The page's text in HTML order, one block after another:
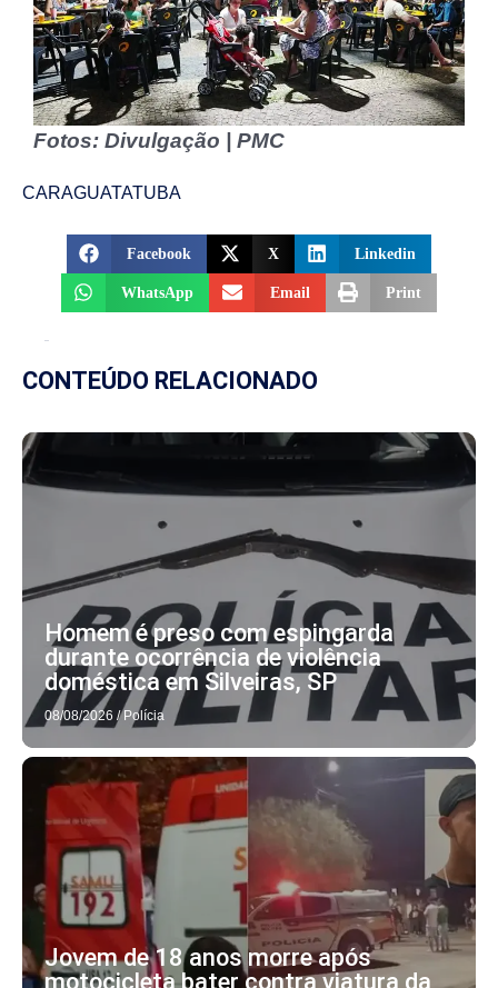
Fotos: Divulgação | PMC
CARAGUATATUBA
Facebook X Linkedin
WhatsApp Email Print
CONTEÚDO RELACIONADO
Homem é preso com espingarda
durante ocorrência de violência
doméstica em Silveiras, SP
08/08/2026 / Polícia
Jovem de 18 anos morre após
motocicleta bater contra viatura da